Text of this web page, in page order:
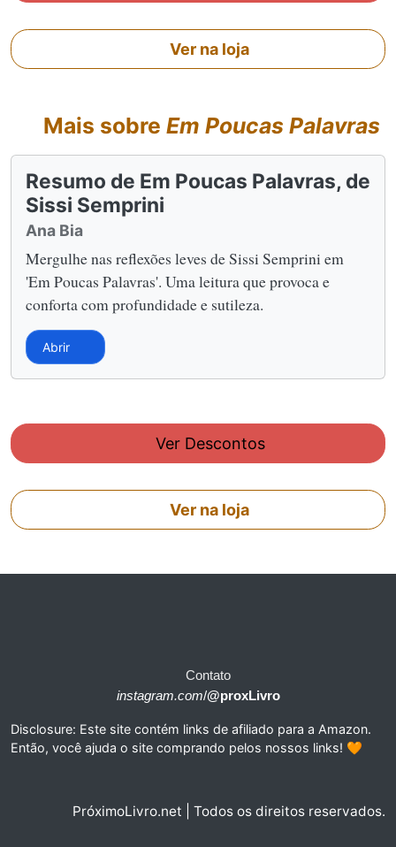
Ver na loja
Mais sobre Em Poucas Palavras
Resumo de Em Poucas Palavras, de
Sissi Semprini
Ana Bia
Mergulhe nas reflexões leves de Sissi Semprini em
'Em Poucas Palavras'. Uma leitura que provoca e
conforta com profundidade e sutileza.
Abrir
Ver Descontos
Ver na loja
Contato
instagram.com/@proxLivro
Disclosure: Este site contém links de afiliado para a Amazon.
Então, você ajuda o site comprando pelos nossos links! 🧡
PróximoLivro.net | Todos os direitos reservados.